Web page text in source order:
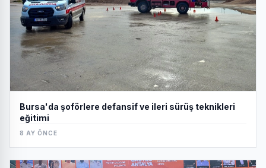
Bursa'da şoförlere defansif ve ileri sürüş teknikleri
eğitimi
8 AY ÖNCE